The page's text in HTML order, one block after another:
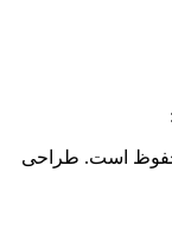
است. طراحی